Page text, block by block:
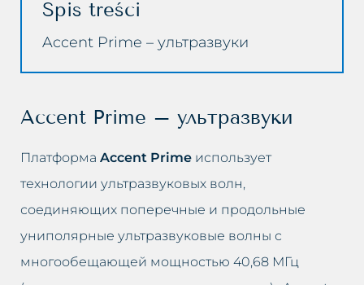
Жирная кожа
Розовые угри
Потеря упругости кожи на
лице
Мешки под глазами
Выпадение волос
Запавшее лицо
Удаление пигментаций
Удаление растяжек
Удаление татуировки
Удаление жировой ткани
Удаление мешков под глазами
Удаление морщин
Отбеливание интимных зон
Spis treści
Accent Prime – ультразвуки
Accent Prime – ультразвуки
Платформа Accent Prime использует
технологии ультразвуковых волн,
соединяющих поперечные и продольные
униполярные ультразвуковые волны с
многообещающей мощностью 40,68 МГц